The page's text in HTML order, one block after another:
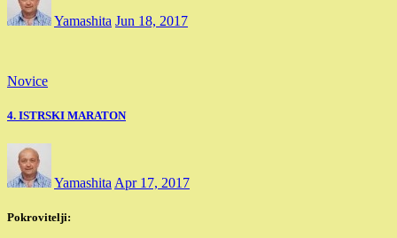
Yamashita Jun 18, 2017
Novice
4. ISTRSKI MARATON
Yamashita Apr 17, 2017
Pokrovitelji: